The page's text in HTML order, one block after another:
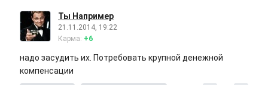
Ты Например
21.11.2014, 19:22
Карма: +6
надо засудить их. Потребовать крупной денежной
компенсации